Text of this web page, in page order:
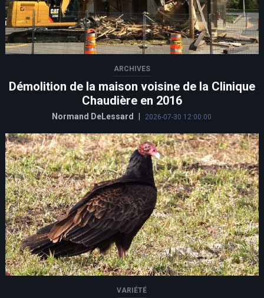
ARCHIVES
Démolition de la maison voisine de la Clinique
Chaudière en 2016
Normand DeLessard 2026-07-30 12:00:00
VARIÉTÉ